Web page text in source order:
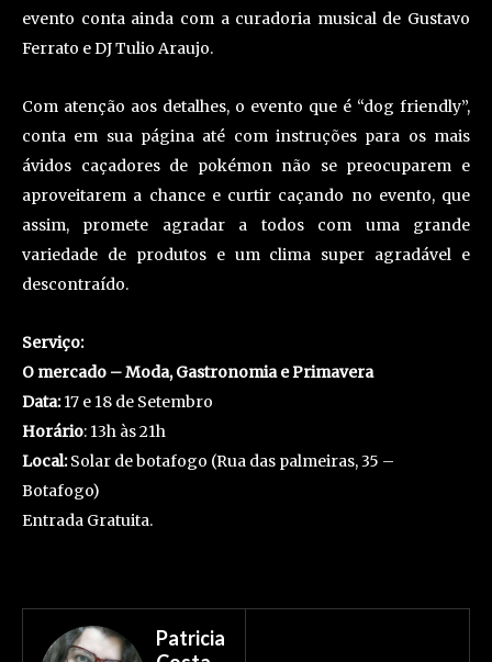
evento conta ainda com a curadoria musical de Gustavo
Ferrato e DJ Tulio Araujo.
Com atenção aos detalhes, o evento que é “dog friendly”,
conta em sua página até com instruções para os mais
ávidos caçadores de pokémon não se preocuparem e
aproveitarem a chance e curtir caçando no evento, que
assim, promete agradar a todos com uma grande
variedade de produtos e um clima super agradável e
descontraído.
Serviço:
O mercado – Moda, Gastronomia e Primavera
Data:17 e 18 de Setembro
Horário: 13h às 21h
Local:Solar de botafogo (Rua das palmeiras, 35 –
Botafogo)
Entrada Gratuita.
Patricia